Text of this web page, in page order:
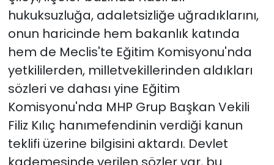
hukuksuzluğa, adaletsizliğe uğradıklarını,
onun haricinde hem bakanlık katında
hem de Meclis'te Eğitim Komisyonu'nda
yetkililerden, milletvekillerinden aldıkları
sözleri ve dahası yine Eğitim
Komisyonu'nda MHP Grup Başkan Vekili
Filiz Kılıç hanımefendinin verdiği kanun
teklifi üzerine bilgisini aktardı. Devlet